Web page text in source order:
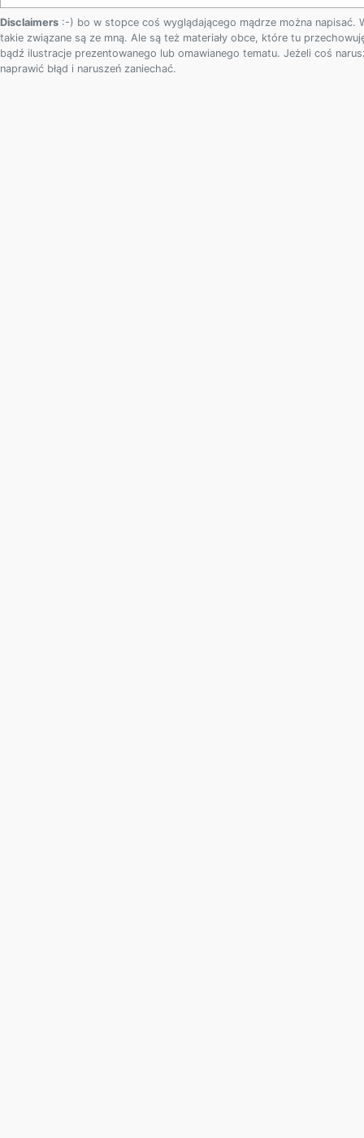
Disclaimers :-) bo w stopce coś wyglądającego mądrze można
takie związane są ze mną. Ale są też materiały obce, które tu
bądź ilustracje prezentowanego lub omawianego tematu. Jeżeli coś
naprawić błąd i naruszeń zaniechać.